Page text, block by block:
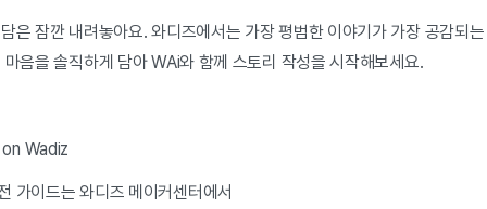
은 잠깐 내려놓아요. 와디즈에서는 가장 평범한 이야기가 가장 공감되
음을 솔직하게 담아 WAi와 함께 스토리 작성을 시작해보세요.
Wadiz
가이드는 와디즈 메이커센터에서